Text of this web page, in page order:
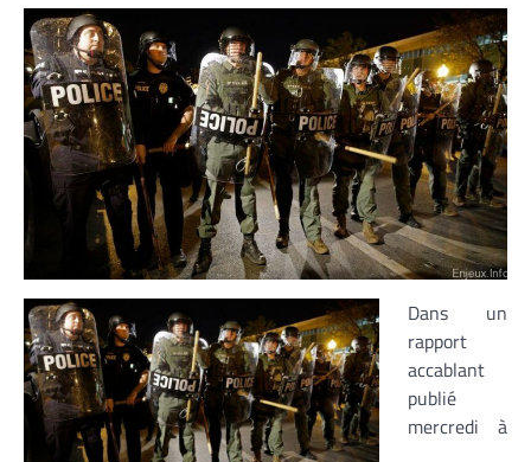
Dans un
rapport
accablant
publié
mercredi à